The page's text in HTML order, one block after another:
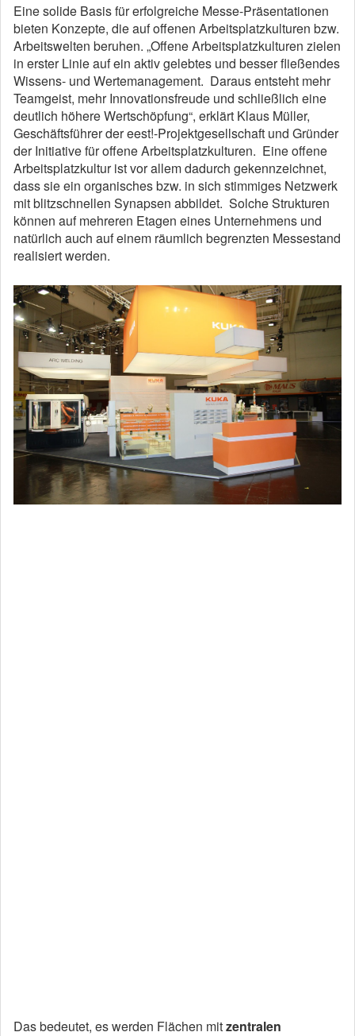
Eine solide Basis für erfolgreiche Messe-Präsentationen
bieten Konzepte, die auf offenen Arbeitsplatzkulturen bzw.
Arbeitswelten beruhen. „Offene Arbeitsplatzkulturen zielen
in erster Linie auf ein aktiv gelebtes und besser fließendes
Wissens- und Wertemanagement. Daraus entsteht mehr
Teamgeist, mehr Innovationsfreude und schließlich eine
deutlich höhere Wertschöpfung“, erklärt Klaus Müller,
Geschäftsführer der eest!-Projektgesellschaft und Gründer
der Initiative für offene Arbeitsplatzkulturen. Eine offene
Arbeitsplatzkultur ist vor allem dadurch gekennzeichnet,
dass sie ein organisches bzw. in sich stimmiges Netzwerk
mit blitzschnellen Synapsen abbildet. Solche Strukturen
können auf mehreren Etagen eines Unternehmens und
natürlich auch auf einem räumlich begrenzten Messestand
realisiert werden.
Das bedeutet, es werden Flächen mitzentralen